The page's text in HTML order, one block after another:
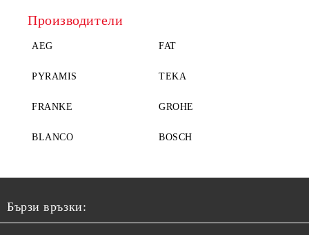
Производители
AEG FAT
PYRAMIS TEKA
FRANKE GROHE
BLANCO BOSCH
Бързи връзки: